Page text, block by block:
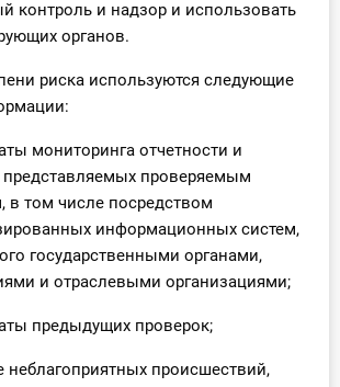
контроль и надзор и использовать
органов.
риска используются следующие
мониторинга отчетности и
представляемых проверяемым
в том числе посредством
информационных систем,
государственными органами,
и отраслевыми организациями;
предыдущих проверок;
неблагоприятных происшествий,